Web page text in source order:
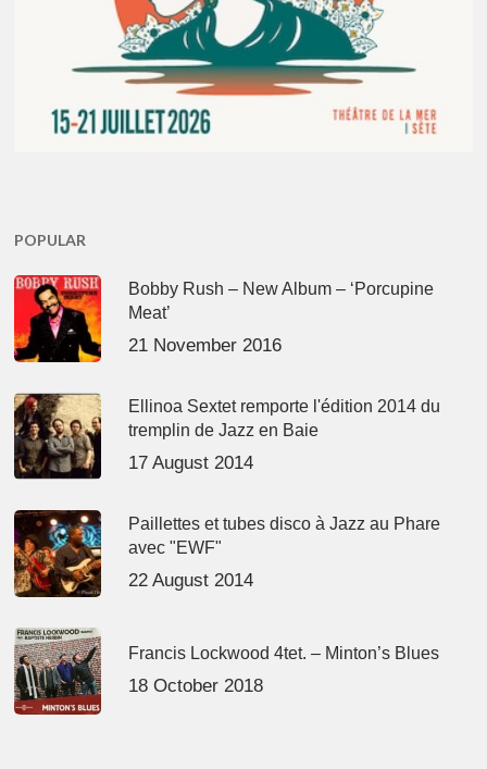
POPULAR
Bobby Rush – New Album – ‘Porcupine
Meat’
21 November 2016
Ellinoa Sextet remporte l'édition 2014 du
tremplin de Jazz en Baie
17 August 2014
Paillettes et tubes disco à Jazz au Phare
avec "EWF"
22 August 2014
Francis Lockwood 4tet. – Minton’s Blues
18 October 2018